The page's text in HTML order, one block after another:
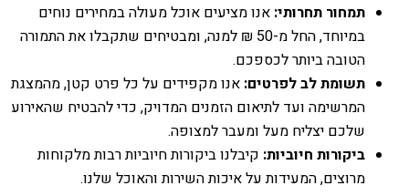
תמחור תחרותי: אנו מציעים אוכל מעולה במחירים נוחים
במיוחד, החל מ-50 ₪ למנה, ומבטיחים שתקבלו את התמורה
הטובה ביותר לכספכם.
תשומת לב לפרטים: אנו מקפידים על כל פרט קטן, מהמצגת
המרשימה ועד לתיאום הזמנים המדויק, כדי להבטיח שהאירוע
שלכם יצליח מעל ומעבר למצופה.
ביקורות חיוביות: קיבלנו ביקורות חיוביות רבות מלקוחות
מרוצים, המעידות על איכות השירות והאוכל שלנו.